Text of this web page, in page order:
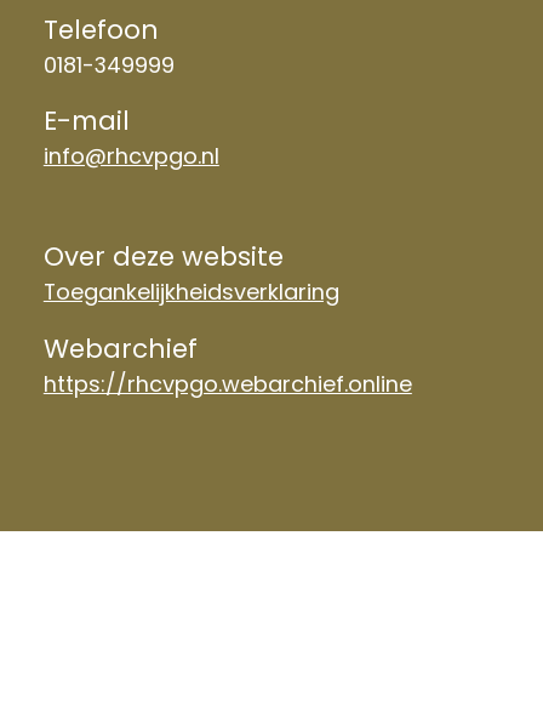
Telefoon
0181-349999
E-mail
info@rhcvpgo.nl
Over deze website
Toegankelijkheidsverklaring
Webarchief
https://rhcvpgo.webarchief.online